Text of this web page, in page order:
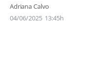
Adriana Calvo
04/06/2025 13:45h